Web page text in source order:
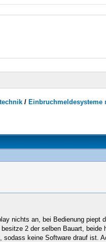
/ Einbruchmeldesysteme
nichts an, bei Bedienung
2 der selben Bauart,
keine Software drauf ist.